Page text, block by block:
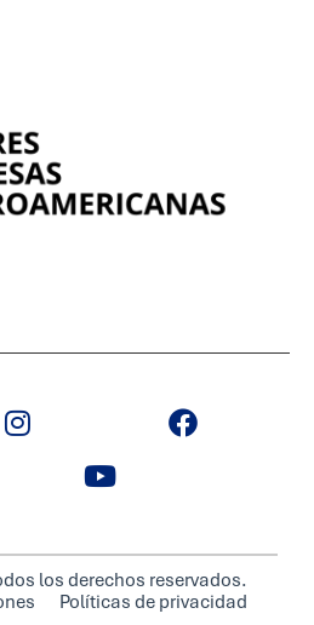
los derechos reservados.
Políticas de privacidad